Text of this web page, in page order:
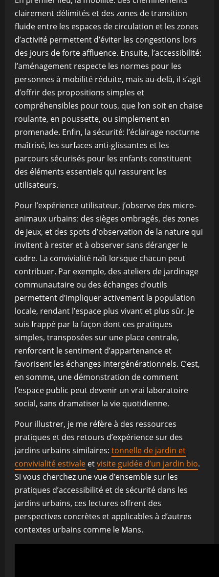
clairement délimités et des zones de transition
fluide entre les espaces de circulation et les zones
d’activité permettent d’éviter les congestions lors
des jours de forte affluence. Ensuite, l’accessibilité:
l’aménagement respecte les normes pour les
personnes à mobilité réduite, mais au-delà, il s’agit
d’offrir des propositions simples et
compréhensibles pour tous, que l’on soit en chaise
roulante, en poussette, ou simplement en
promenade. Enfin, la sécurité: l’éclairage nocturne
maîtrisé, les surfaces anti-glissantes et les
parcours sécurisés pour les enfants constituent
des éléments essentiels qui rassurent les
utilisateurs.
Pour l’expérience utilisateur, j’observe des micro-
animaux urbains: des sièges ombragés, des zones
de jeux, et des spots d’observation de la nature qui
invitent à rester et à observer sans déranger le
cadre. La convivialité naît lorsque chacun peut
contribuer. Par exemple, des ateliers de jardinage
communautaire ou des échanges d’outils
permettent d’impliquer activement la population
locale, rendant l’espace plus vivant et plus sûr. Je
suis frappé par la façon dont ces pratiques
simples, transposées sur une place centrale,
renforcent le sentiment d’appartenance et
favorisent les échanges intergénérationnels. C’est,
en somme, une démonstration de comment
l’espace public peut devenir un vrai laboratoire
social, sans dramatiser la vie quotidienne.
Pour illustrer, je me réfère à des ressources
pratiques et des retours d’expérience sur des
jardins urbains similaires: tonnelle de jardin et
convivialité estivale etvisite guidée d’un jardin bio.
Si vous cherchez une vue d’ensemble sur les
pratiques d’accessibilité et de sécurité dans les
jardins urbains, ces lectures offrent des
perspectives concrètes et applicables à d’autres
contextes urbains comme le Mans.